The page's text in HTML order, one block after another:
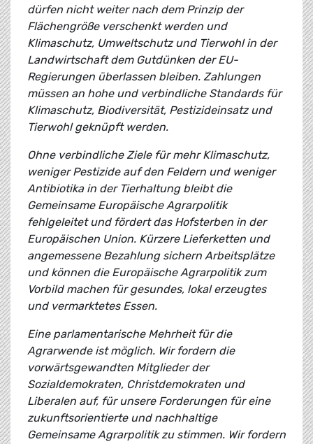
dürfen nicht weiter nach dem Prinzip der
Flächengröße verschenkt werden und
Klimaschutz, Umweltschutz und Tierwohl in der
Landwirtschaft dem Gutdünken der EU-
Regierungen überlassen bleiben. Zahlungen
müssen an hohe und verbindliche Standards für
Klimaschutz, Biodiversität, Pestizideinsatz und
Tierwohl geknüpft werden.
Ohne verbindliche Ziele für mehr Klimaschutz,
weniger Pestizide auf den Feldern und weniger
Antibiotika in der Tierhaltung bleibt die
Gemeinsame Europäische Agrarpolitik
fehlgeleitet und fördert das Hofsterben in der
Europäischen Union. Kürzere Lieferketten und
angemessene Bezahlung sichern Arbeitsplätze
und können die Europäische Agrarpolitik zum
Vorbild machen für gesundes, lokal erzeugtes
und vermarktetes Essen.
Eine parlamentarische Mehrheit für die
Agrarwende ist möglich. Wir fordern die
vorwärtsgewandten Mitglieder der
Sozialdemokraten, Christdemokraten und
Liberalen auf, für unsere Forderungen für eine
zukunftsorientierte und nachhaltige
Gemeinsame Agrarpolitik zu stimmen. Wir fordern